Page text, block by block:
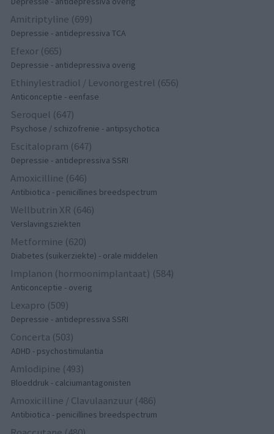
Amitriptyline (699)
Depressie - antidepressiva TCA
Efexor (665)
Depressie - antidepressiva overig
Ethinylestradiol / Levonorgestrel (656)
Anticonceptie - eenfase
Seroquel (647)
Psychose / schizofrenie - antipsychotica
Escitalopram (647)
Depressie - antidepressiva SSRI
Amoxicilline (646)
Antibiotica - penicillines breedspectrum
Wellbutrin XR (646)
Verslavingsziekten
Metformine (620)
Diabetes (suikerziekte) - orale middelen
Implanon (hormoonimplantaat) (584)
Anticonceptie - overig
Lexapro (509)
Depressie - antidepressiva SSRI
Concerta (503)
ADHD - psychostimulantia
Amlodipine (493)
Bloeddruk - calciumantagonisten
Amoxicilline / Clavulaanzuur (486)
Antibiotica - penicillines breedspectrum